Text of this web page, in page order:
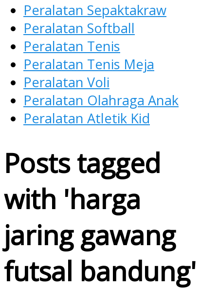
Peralatan Sepaktakraw
Peralatan Softball
Peralatan Tenis
Peralatan Tenis Meja
Peralatan Voli
Peralatan Olahraga Anak
Peralatan Atletik Kid
Posts tagged
with 'harga
jaring gawang
futsal bandung'